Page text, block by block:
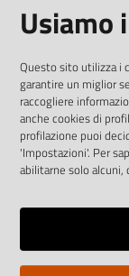
I dati personali
previste dalla
36/2006
Vai alla
Note legali
Usiamo
Questo sito utilizza i
garantire un miglior
raccogliere
anche cookies di
profilazione puoi
'Impostazioni'. Per
abilitarne solo